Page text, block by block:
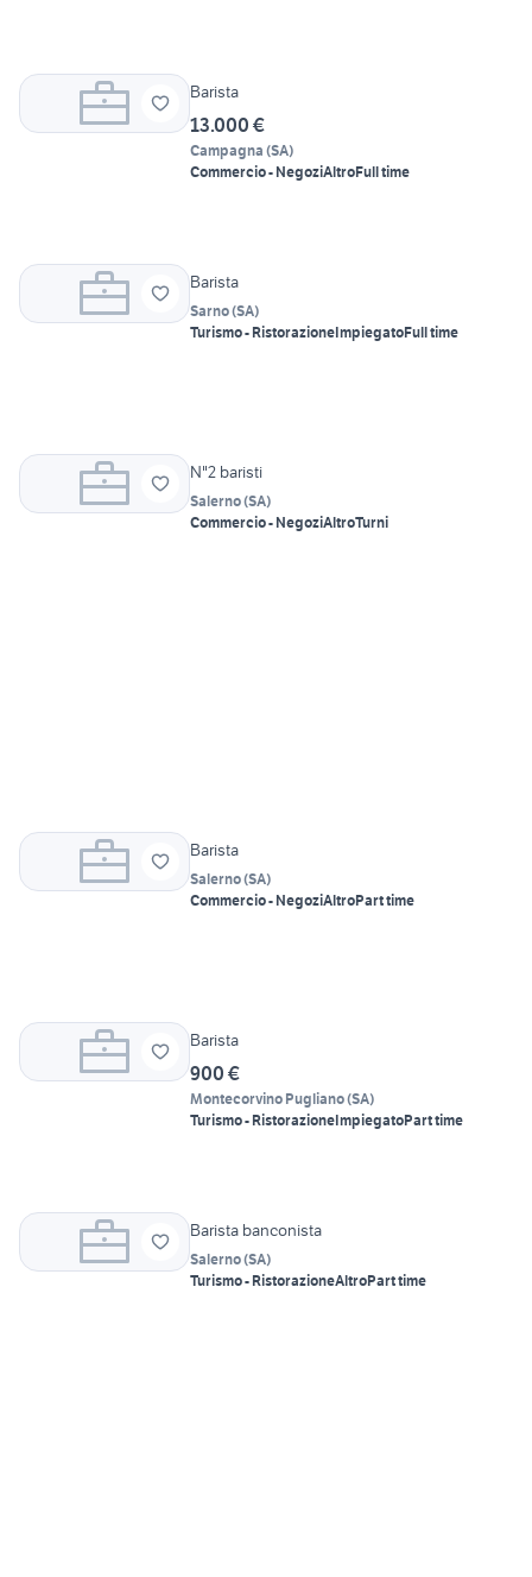
Barista
13.000 €
Campagna (SA)
Commercio - NegoziAltroFull time
Barista
Sarno(SA)
Turismo - RistorazioneImpiegatoFull time
N"2 baristi
Salerno(SA)
Commercio - NegoziAltroTurni
Barista
Salerno(SA)
Commercio - NegoziAltroPart time
Barista
900 €
Montecorvino Pugliano(SA)
Turismo - RistorazioneImpiegatoPart time
Barista banconista
Salerno(SA)
Turismo - RistorazioneAltroPart time